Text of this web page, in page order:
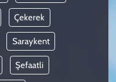
Çekerek
Saraykent
Şefaatli